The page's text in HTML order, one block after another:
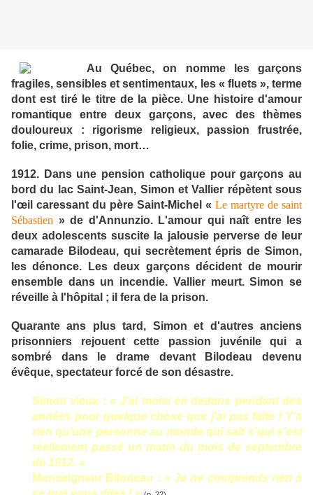
Au Québec, on nomme les garçons
fragiles, sensibles et sentimentaux, les « fluets », terme
dont est tiré le titre de la pièce. Une histoire d'amour
romantique entre deux garçons, avec des thèmes
douloureux : rigorisme religieux, passion frustrée,
folie, crime, prison, mort…
1912. Dans une pension catholique pour garçons au
bord du lac Saint-Jean, Simon et Vallier répètent sous
l'œil caressant du père Saint-Michel « Le martyre de saint
Sébastien » de d'Annunzio. L'amour qui naît entre les
deux adolescents suscite la jalousie perverse de leur
camarade Bilodeau, qui secrètement épris de Simon,
les dénonce. Les deux garçons décident de mourir
ensemble dans un incendie. Vallier meurt. Simon se
réveille à l'hôpital ; il fera de la prison.
Quarante ans plus tard, Simon et d'autres anciens
prisonniers rejouent cette passion juvénile qui a
sombré dans le drame devant Bilodeau devenu
évêque, spectateur forcé de son désastre.
Simon vieux : «J'ai moisi en dedans pendant des
années pour quelque chose que j'ai pas faite ! Y'a
rien qu'une personne au monde qui sait c'qui s'est
réellement passé un matin du mois de septembre
de 1912. »
Monseigneur Bilodeau : « Je ne comprends rien à